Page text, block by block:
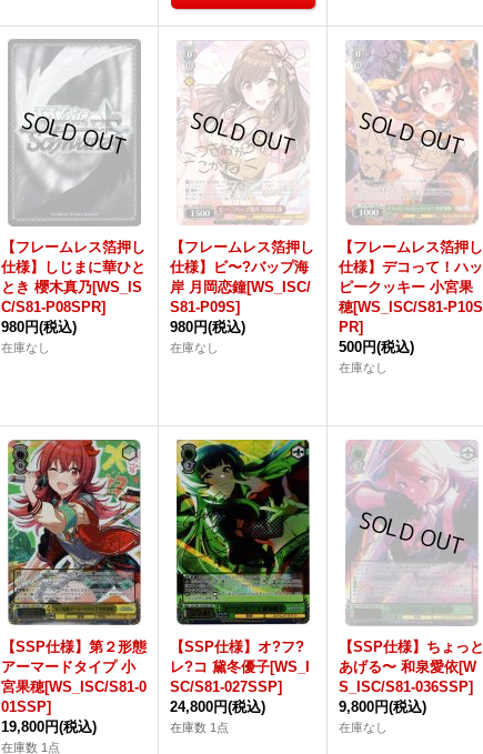
【フレームレス箔押し
仕様】しじまに華ひと
とき 櫻木真乃[WS_IS
C/S81-P08SPR]
980円(税込)
在庫なし
【フレームレス箔押し
仕様】ビ〜?バップ海
岸 月岡恋鐘[WS_ISC/
S81-P09S]
980円(税込)
在庫なし
【フレームレス箔押し
仕様】デコって！ハッ
ピークッキー 小宮果
穂[WS_ISC/S81-P10S
PR]
500円(税込)
在庫なし
【SSP仕様】第２形態
アーマードタイプ 小
宮果穂[WS_ISC/S81-0
01SSP]
19,800円(税込)
在庫数 1点
【SSP仕様】オ?フ?
レ?コ 黛冬優子[WS_I
SC/S81-027SSP]
24,800円(税込)
在庫数 1点
【SSP仕様】ちょっと
あげる〜 和泉愛依[W
S_ISC/S81-036SSP]
9,800円(税込)
在庫なし